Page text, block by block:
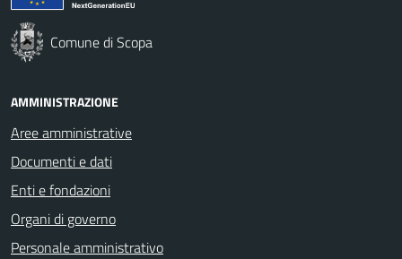
Comune di Scopa
AMMINISTRAZIONE
Aree amministrative
Documenti e dati
Enti e fondazioni
Organi di governo
Personale amministrativo